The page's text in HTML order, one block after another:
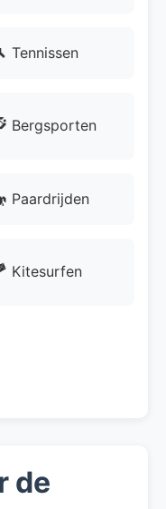
Tennissen
Bergsporten
Paardrijden
Kitesurfen
de